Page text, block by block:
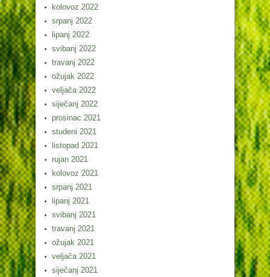
kolovoz 2022
srpanj 2022
lipanj 2022
svibanj 2022
travanj 2022
ožujak 2022
veljača 2022
siječanj 2022
prosinac 2021
studeni 2021
listopad 2021
rujan 2021
kolovoz 2021
srpanj 2021
lipanj 2021
svibanj 2021
travanj 2021
ožujak 2021
veljača 2021
siječanj 2021